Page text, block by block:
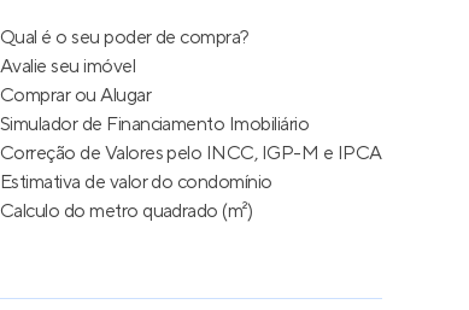
Qual é o seu poder de compra?
Avalie seu imóvel
Comprar ou Alugar
Simulador de Financiamento Imobiliário
Correção de Valores pelo INCC, IGP-M e IPCA
Estimativa de valor do condomínio
Calculo do metro quadrado (m²)